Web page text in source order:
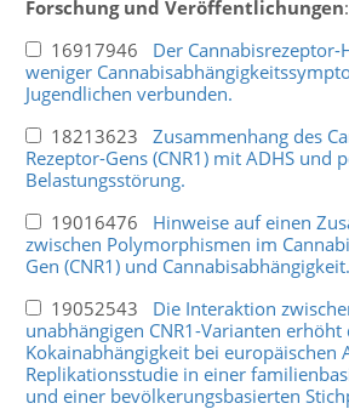
Forschung und Veröffentlichungen:
16917946 Der
weniger
Jugendlichen verbunden.
18213623 Zusammenhang des
Rezeptor-Gens (CNR1) mit ADHS und
Belastungsstörung.
19016476 Hinweise auf einen
zwischen Polymorphismen im
Gen (CNR1) und Cannabisabhängigkeit.
19052543 Die Interaktion
unabhängigen CNR1-Varianten erhöht
Kokainabhängigkeit bei europäischen
Replikationsstudie in einer
und einer bevölkerungsbasierten